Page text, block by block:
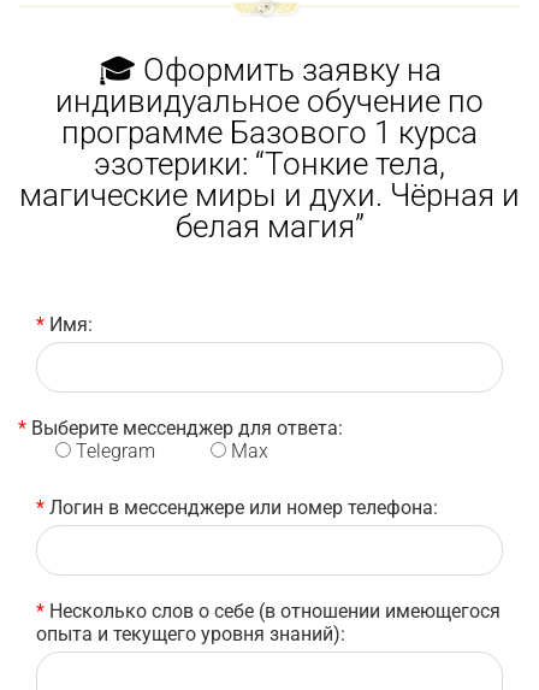
🎓 Оформить заявку на
индивидуальное обучение по
программе Базового 1 курса
эзотерики: “Тонкие тела,
магические миры и духи. Чёрная и
белая магия”
* Имя:
* Выберите мессенджер для ответа:
Telegram
Max
* Логин в мессенджере или номер телефона:
* Несколько слов о себе (в отношении имеющегося
опыта и текущего уровня знаний):